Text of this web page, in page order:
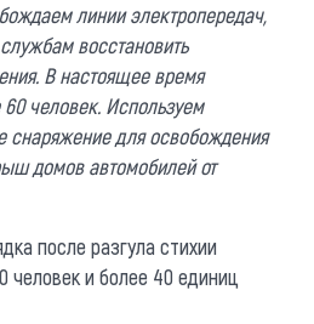
линии электропередач,
восстановить
В настоящее время
60 человек. Используем
снаряжение для освобождения
домов автомобилей от
после разгула стихии
человек и более 40 единиц